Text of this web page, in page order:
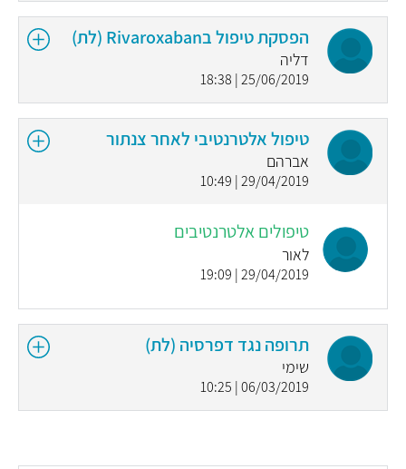
הפסקת טיפול בRivaroxaban (לת)
דליה
25/06/2019 | 18:38
טיפול אלטרנטיבי לאחר צנתור
אברהם
29/04/2019 | 10:49
טיפולים אלטרנטיבים
לאור
29/04/2019 | 19:09
תרופה נגד דפרסיה (לת)
שימי
06/03/2019 | 10:25